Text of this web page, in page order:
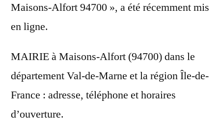
Maisons-Alfort 94700 », a été récemment mis
en ligne.
MAIRIE à Maisons-Alfort (94700) dans le
département Val-de-Marne et la région Île-de-
France : adresse, téléphone et horaires
d’ouverture.